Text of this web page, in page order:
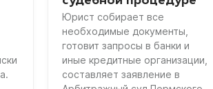
Юрист собирает все
необходимые документы,
готовит запросы в банки и
иные кредитные организации,
составляет заявление в